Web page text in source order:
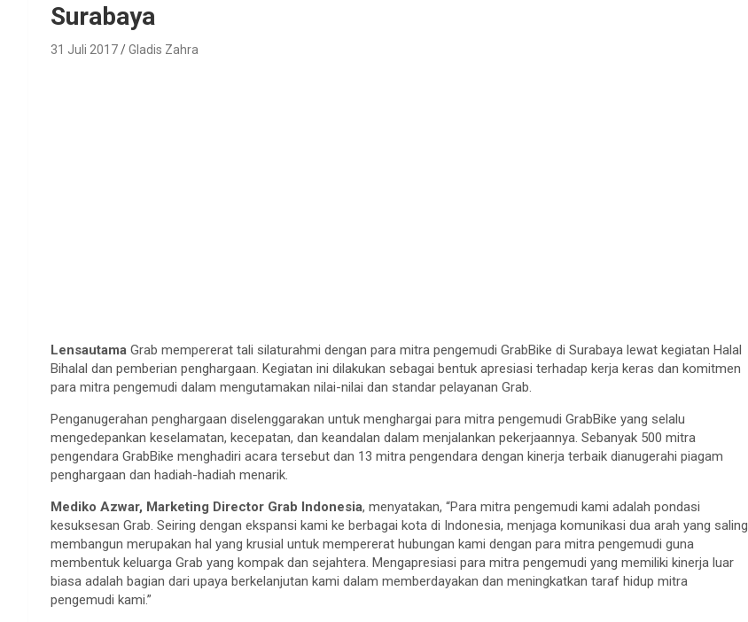
Surabaya
31 Juli 2017 Gladis Zahra
Lensautama Grab mempererat tali silaturahmi dengan para mitra pengemudi GrabBike di Surabaya lewat kegiatan Halal
Bihalal dan pemberian penghargaan. Kegiatan ini dilakukan sebagai bentuk apresiasi terhadap kerja keras dan komitmen
para mitra pengemudi dalam mengutamakan nilai-nilai dan standar pelayanan Grab.
Penganugerahan penghargaan diselenggarakan untuk menghargai para mitra pengemudi GrabBike yang selalu
mengedepankan keselamatan, kecepatan, dan keandalan dalam menjalankan pekerjaannya. Sebanyak 500 mitra
pengendara GrabBike menghadiri acara tersebut dan 13 mitra pengendara dengan kinerja terbaik dianugerahi piagam
penghargaan dan hadiah-hadiah menarik.
Mediko Azwar, Marketing Director Grab Indonesia, menyatakan, “Para mitra pengemudi kami adalah pondasi
kesuksesan Grab. Seiring dengan ekspansi kami ke berbagai kota di Indonesia, menjaga komunikasi dua arah yang saling
membangun merupakan hal yang krusial untuk mempererat hubungan kami dengan para mitra pengemudi guna
membentuk keluarga Grab yang kompak dan sejahtera. Mengapresiasi para mitra pengemudi yang memiliki kinerja luar
biasa adalah bagian dari upaya berkelanjutan kami dalam memberdayakan dan meningkatkan taraf hidup mitra
pengemudi kami.”